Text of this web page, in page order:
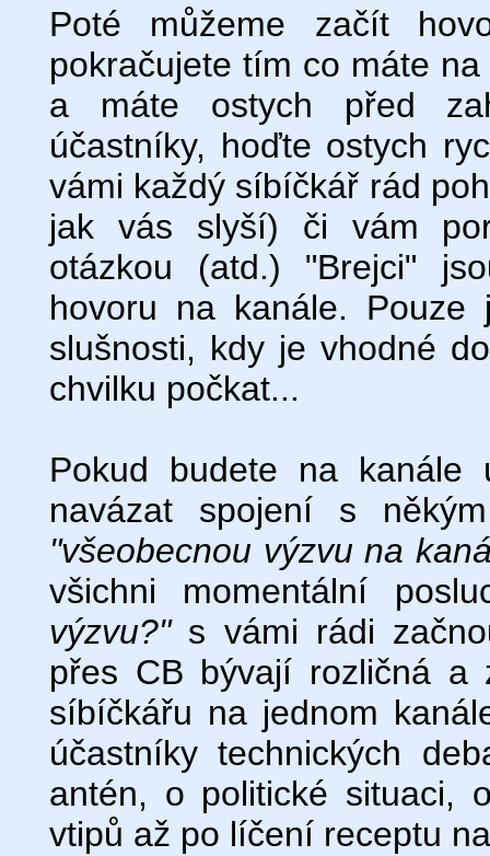
Poté můžeme začít
pokračujete tím co máte
a máte ostych před
účastníky, hoďte ostych
vámi každý síbíčkář rád
jak vás slyší) či vám
otázkou (atd.) "Brejci"
hovoru na kanále.
slušnosti, kdy je vhodné
chvilku počkat...
Pokud budete na
navázat spojení s
"všeobecnou výzvu na
všichni momentální
výzvu?"s vámi rádi
přes CB bývají rozličná a
síbíčkářu na jednom
účastníky technických
antén, o politické situaci,
vtipů až po líčení receptu